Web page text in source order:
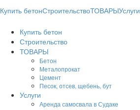
Купить бетонСтроительствоТОВАРЫУслуги
Купить бетон
Строительство
ТОВАРЫ
Бетон
Металопрокат
Цемент
Песок, отсев, щебень, бут
Услуги
Аренда самосвала в Судаке